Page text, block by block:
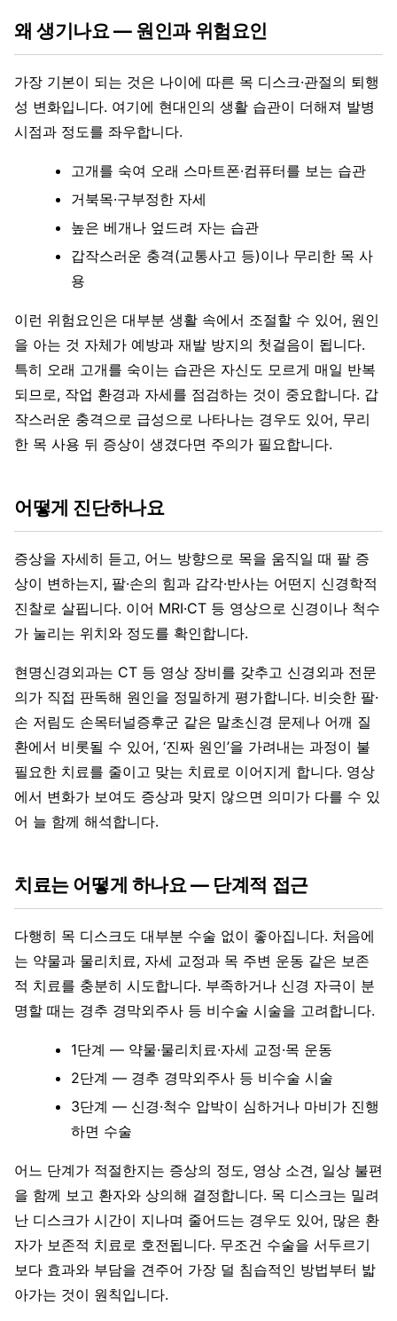
왜 생기나요 — 원인과 위험요인
가장 기본이 되는 것은 나이에 따른 목 디스크·관절의 퇴행
성 변화입니다. 여기에 현대인의 생활 습관이 더해져 발병
시점과 정도를 좌우합니다.
고개를 숙여 오래 스마트폰·컴퓨터를 보는 습관
거북목·구부정한 자세
높은 베개나 엎드려 자는 습관
갑작스러운 충격(교통사고 등)이나 무리한 목 사
용
이런 위험요인은 대부분 생활 속에서 조절할 수 있어, 원인
을 아는 것 자체가 예방과 재발 방지의 첫걸음이 됩니다.
특히 오래 고개를 숙이는 습관은 자신도 모르게 매일 반복
되므로, 작업 환경과 자세를 점검하는 것이 중요합니다. 갑
작스러운 충격으로 급성으로 나타나는 경우도 있어, 무리
한 목 사용 뒤 증상이 생겼다면 주의가 필요합니다.
어떻게 진단하나요
증상을 자세히 듣고, 어느 방향으로 목을 움직일 때 팔 증
상이 변하는지, 팔·손의 힘과 감각·반사는 어떤지 신경학적
진찰로 살핍니다. 이어 MRI·CT 등 영상으로 신경이나 척수
가 눌리는 위치와 정도를 확인합니다.
현명신경외과는 CT 등 영상 장비를 갖추고 신경외과 전문
의가 직접 판독해 원인을 정밀하게 평가합니다. 비슷한 팔·
손 저림도 손목터널증후군 같은 말초신경 문제나 어깨 질
환에서 비롯될 수 있어, ‘진짜 원인’을 가려내는 과정이 불
필요한 치료를 줄이고 맞는 치료로 이어지게 합니다. 영상
에서 변화가 보여도 증상과 맞지 않으면 의미가 다를 수 있
어 늘 함께 해석합니다.
치료는 어떻게 하나요 — 단계적 접근
다행히 목 디스크도 대부분 수술 없이 좋아집니다. 처음에
는 약물과 물리치료, 자세 교정과 목 주변 운동 같은 보존
적 치료를 충분히 시도합니다. 부족하거나 신경 자극이 분
명할 때는 경추 경막외주사 등 비수술 시술을 고려합니다.
1단계 — 약물·물리치료·자세 교정·목 운동
2단계 — 경추 경막외주사 등 비수술 시술
3단계 — 신경·척수 압박이 심하거나 마비가 진행
하면 수술
어느 단계가 적절한지는 증상의 정도, 영상 소견, 일상 불편
을 함께 보고 환자와 상의해 결정합니다. 목 디스크는 밀려
난 디스크가 시간이 지나며 줄어드는 경우도 있어, 많은 환
자가 보존적 치료로 호전됩니다. 무조건 수술을 서두르기
보다 효과와 부담을 견주어 가장 덜 침습적인 방법부터 밟
아가는 것이 원칙입니다.